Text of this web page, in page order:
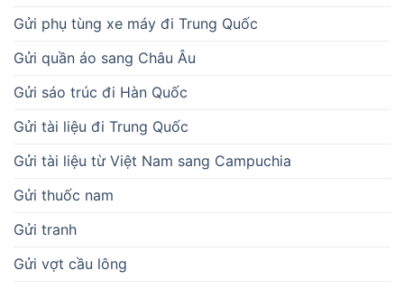
Gửi phụ tùng xe máy đi Trung Quốc
Gửi quần áo sang Châu Âu
Gửi sáo trúc đi Hàn Quốc
Gửi tài liệu đi Trung Quốc
Gửi tài liệu từ Việt Nam sang Campuchia
Gửi thuốc nam
Gửi tranh
Gửi vợt cầu lông